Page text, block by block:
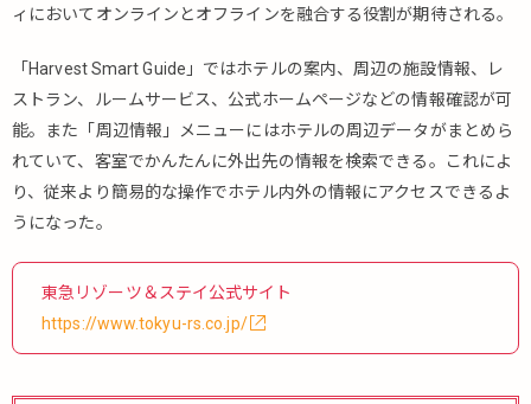
ィにおいてオンラインとオフラインを融合する役割が期待される。
「Harvest Smart Guide」ではホテルの案内、周辺の施設情報、レ
ストラン、ルームサービス、公式ホームページなどの情報確認が可
能。また「周辺情報」メニューにはホテルの周辺データがまとめら
れていて、客室でかんたんに外出先の情報を検索できる。これによ
り、従来より簡易的な操作でホテル内外の情報にアクセスできるよ
うになった。
東急リゾーツ＆ステイ公式サイト
https://www.tokyu-rs.co.jp/